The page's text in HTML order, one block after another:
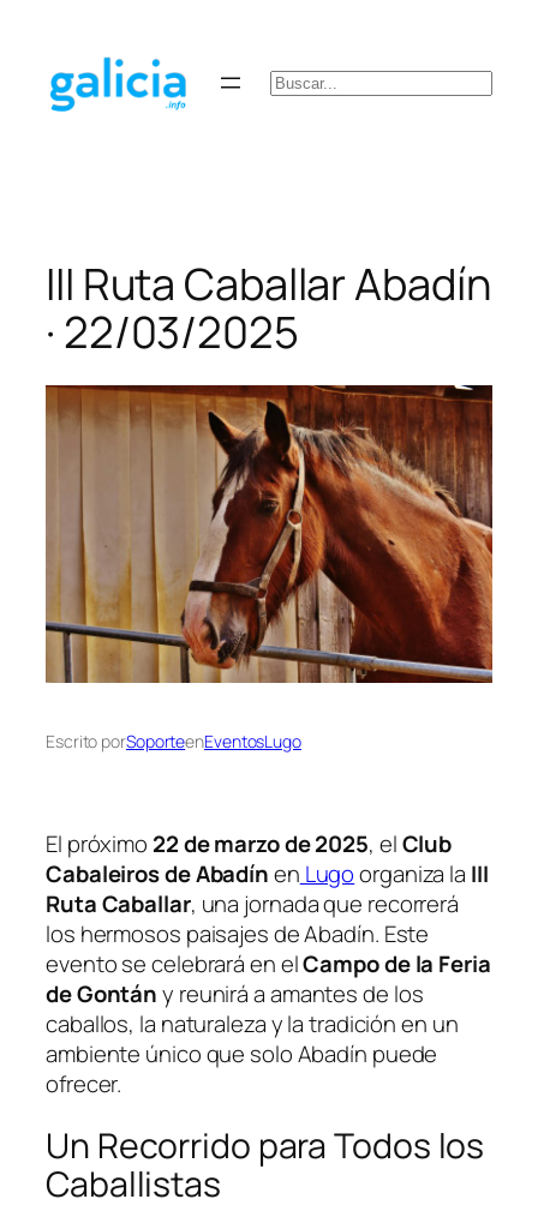
contenido
Buscar
III Ruta Caballar Abadín
· 22/03/2025
Escrito porSoporteenEventosLugo
El próximo 22 de marzo de 2025, elClub
Cabaleiros de Abadínen Lugoorganiza la III
Ruta Caballar, una jornada que recorrerá
los hermosos paisajes de Abadín. Este
evento se celebrará en elCampo de la Feria
de Gontány reunirá a amantes de los
caballos, la naturaleza y la tradición en un
ambiente único que solo Abadín puede
ofrecer.
Un Recorrido para Todos los
Caballistas